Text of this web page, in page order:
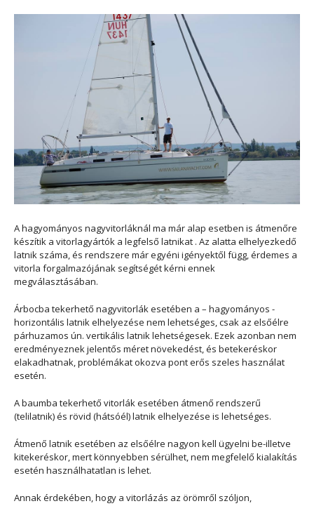
A hagyományos nagyvitorláknál ma már alap esetben is átmenőre
készítik a vitorlagyártók a legfelső latnikat . Az alatta elhelyezkedő
latnik száma, és rendszere már egyéni igényektől függ, érdemes a
vitorla forgalmazójának segítségét kérni ennek
megválasztásában.
Árbocba tekerhető nagyvitorlák esetében a – hagyományos -
horizontális latnik elhelyezése nem lehetséges, csak az elsőélre
párhuzamos ún. vertikális latnik lehetségesek. Ezek azonban nem
eredményeznek jelentős méret növekedést, és betekeréskor
elakadhatnak, problémákat okozva pont erős szeles használat
esetén.
A baumba tekerhető vitorlák esetében átmenő rendszerű
(telilatnik) és rövid (hátsóél) latnik elhelyezése is lehetséges.
Átmenő latnik esetében az elsőélre nagyon kell ügyelni be-illetve
kitekeréskor, mert könnyebben sérülhet, nem megfelelő kialakítás
esetén használhatatlan is lehet.
Annak érdekében, hogy a vitorlázás az örömről szóljon,